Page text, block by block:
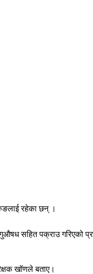
रहेका छन् ।
सहित पक्राउ गरिएको
खॉणले बताए।